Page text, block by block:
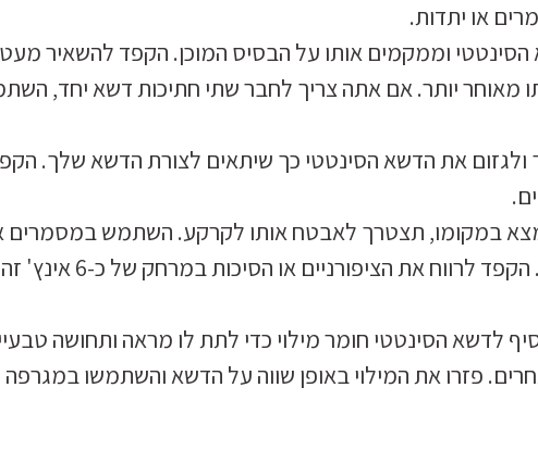
או יתדות.
וממקמים אותו על הבסיס המוכן. הקפד להשאיר מעט
מאוחר יותר. אם אתה צריך לחבר שתי חתיכות דשא יחד,
את הדשא הסינטטי כך שיתאים לצורת הדשא שלך.
במקומו, תצטרך לאבטח אותו לקרקע. השתמש במסמרים
מהדקים כדי להחזיק את קצוות הדשא במקום. הקפד לרווח את הציפורניים או הסיכות במרחק של כ-6 אינץ' זה
לדשא הסינטטי חומר מילוי כדי לתת לו מראה ותחושה
אחרים. פזרו את המילוי באופן שווה על הדשא והשתמשו במגרפה